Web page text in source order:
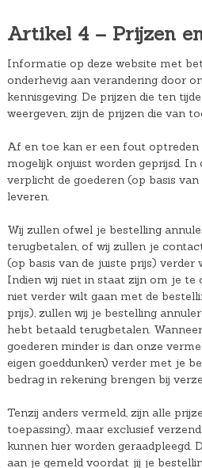
Artikel 4 – Prijzen
Informatie op deze website met
onderhevig aan verandering door
kennisgeving. De prijzen die ten
weergeven, zijn de prijzen die van
Af en toe kan er een fout optreden
mogelijk onjuist worden geprijsd. In
verplicht de goederen (op basis
leveren.
Wij zullen ofwel je bestelling
terugbetalen, of wij zullen je
(op basis van de juiste prijs) verder
Indien wij niet in staat zijn om je te
niet verder wilt gaan met de
prijs), zullen wij je bestelling
hebt betaald terugbetalen.
goederen minder is dan onze
eigen goeddunken) verder met je
bedrag in rekening brengen bij
Tenzij anders vermeld, zijn alle
toepassing), maar exclusief
kunnen hier worden geraadpleegd.
aan je gemeld voordat jij je